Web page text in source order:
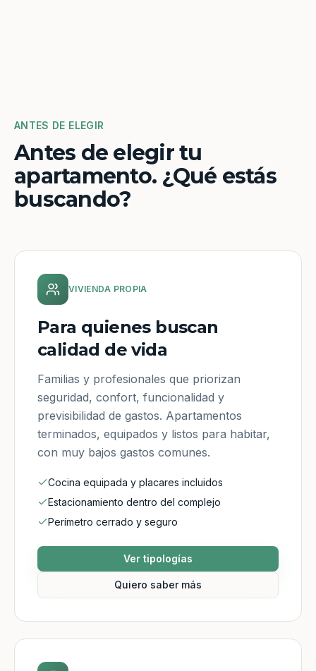
ANTES DE ELEGIR
Antes de elegir tu
apartamento. ¿Qué estás
buscando?
VIVIENDA PROPIA
Para quienes buscan
calidad de vida
Familias y profesionales que priorizan
seguridad, confort, funcionalidad y
previsibilidad de gastos. Apartamentos
terminados, equipados y listos para habitar,
con muy bajos gastos comunes.
Cocina equipada y placares incluidos
Estacionamiento dentro del complejo
Perímetro cerrado y seguro
Ver tipologías
Quiero saber más